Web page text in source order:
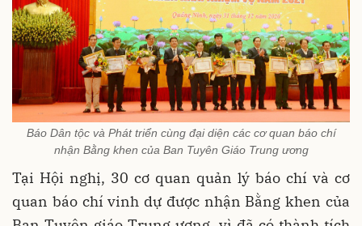
Báo Dân tộc và Phát triển cùng đại diện các cơ quan báo chí
nhận Bằng khen của Ban Tuyên Giáo Trung ương
Tại Hội nghị, 30 cơ quan quản lý báo chí và cơ
quan báo chí vinh dự được nhận Bằng khen của